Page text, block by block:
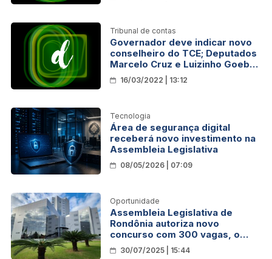
Tribunal de contas
Governador deve indicar novo
conselheiro do TCE; Deputados
Marcelo Cruz e Luizinho Goebel
disputam vaga
16/03/2022 | 13:12
Tecnologia
Área de segurança digital
receberá novo investimento na
Assembleia Legislativa
08/05/2026 | 07:09
Oportunidade
Assembleia Legislativa de
Rondônia autoriza novo
concurso com 300 vagas, o
maior da última década
30/07/2025 | 15:44